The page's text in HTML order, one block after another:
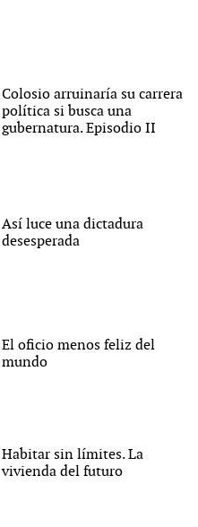
Colosio arruinaría su carrera
política si busca una
gubernatura. Episodio II
Así luce una dictadura
desesperada
El oficio menos feliz del
mundo
Habitar sin límites. La
vivienda del futuro